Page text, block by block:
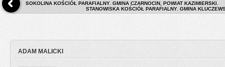
SOKOLINA KOŚCIÓŁ PARAFIALNY. GMINA CZARNOCIN, POWIAT KAZIMIERSKI.
STANOWISKA KOŚCIÓŁ PARAFIALNY. GMINA
ADAM MALICKI